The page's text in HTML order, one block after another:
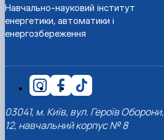
Навчально-науковий інститут
енергетики, автоматики і
енергозбереження
03041, м. Київ, вул. Героїв Оборони,
12, навчальний корпус № 8